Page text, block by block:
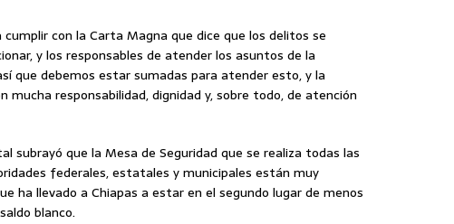
con la Carta Magna que dice que los delitos se
y los responsables de atender los asuntos de la
que debemos estar sumadas para atender esto, y la
mucha responsabilidad, dignidad y, sobre todo, de atención
subrayó que la Mesa de Seguridad que se realiza todas las
federales, estatales y municipales están muy
ha llevado a Chiapas a estar en el segundo lugar de menos
blanco.